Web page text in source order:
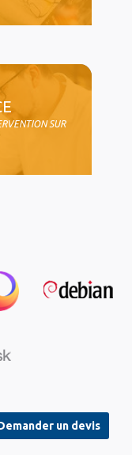
SUR
un devis